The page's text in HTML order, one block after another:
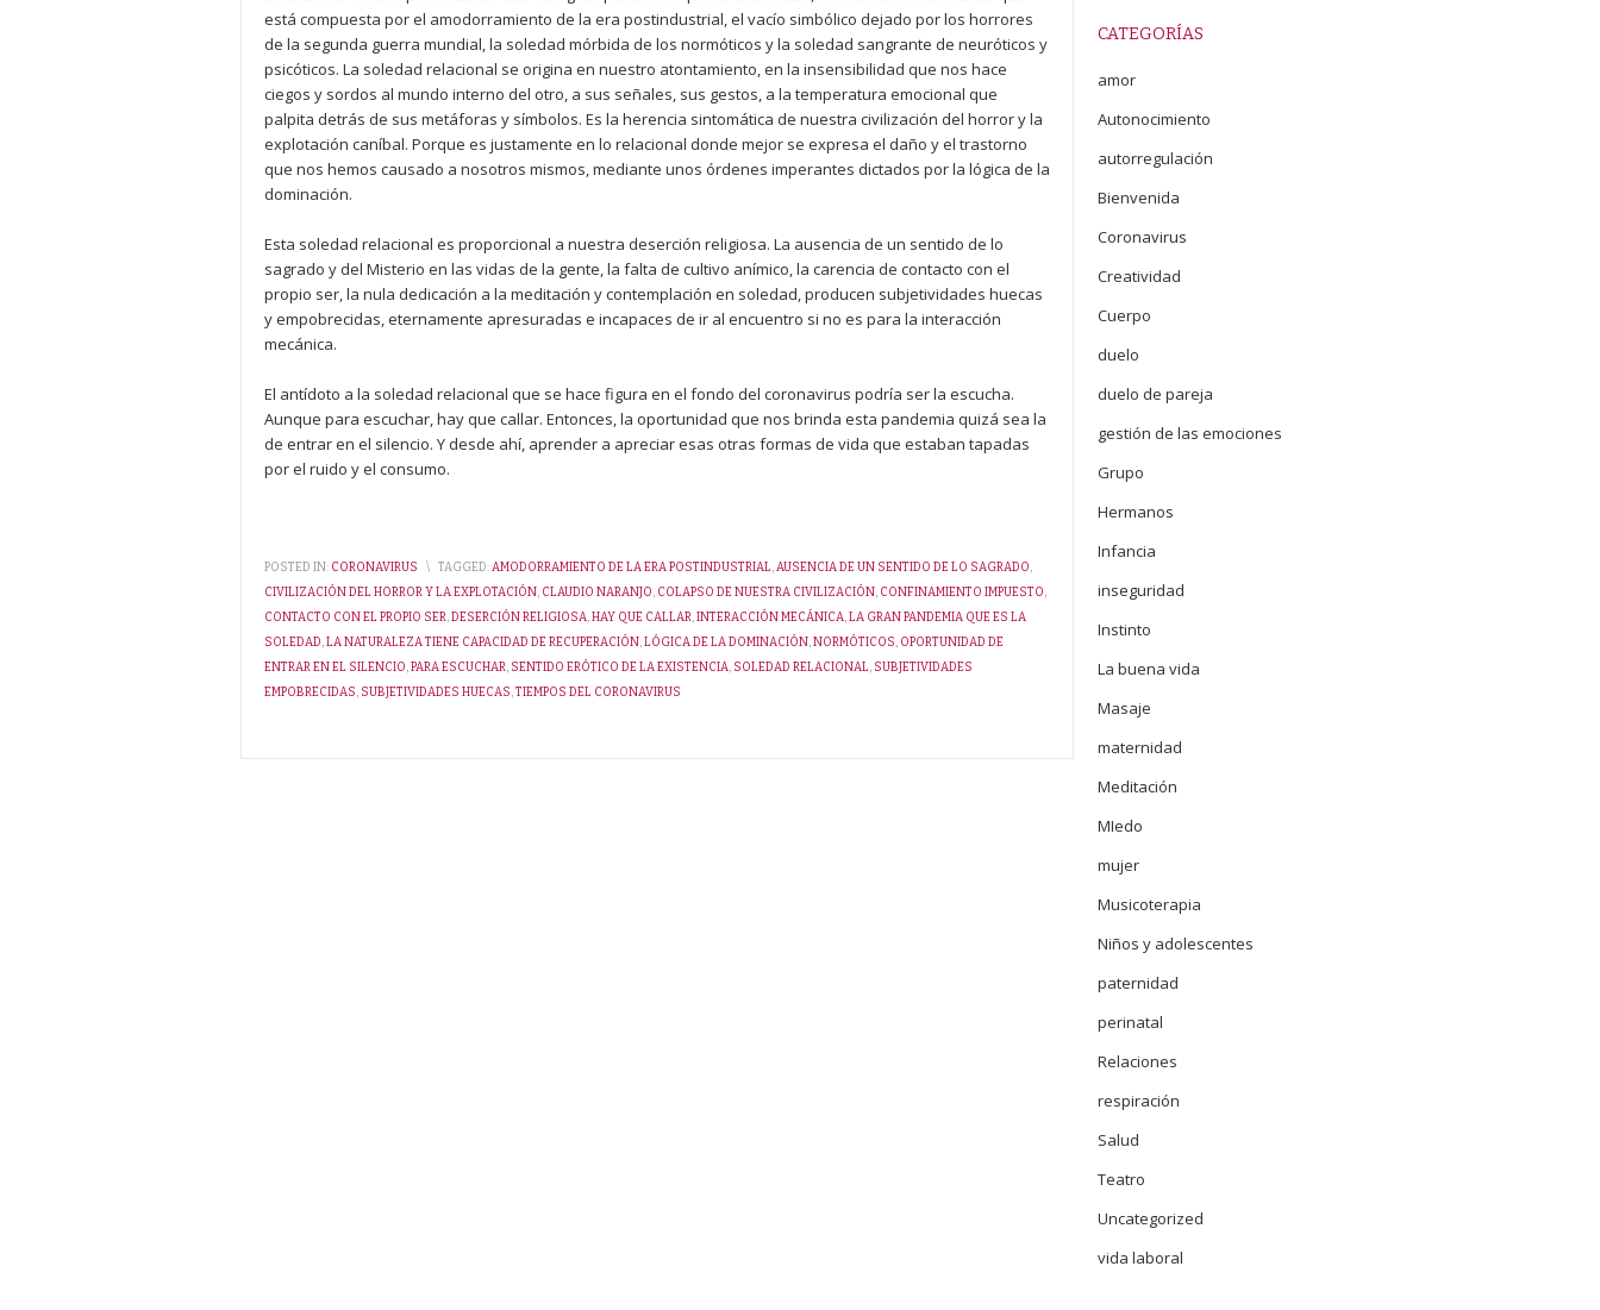
está compuesta por el amodorramiento de la era postindustrial, el vacío simbólico dejado por los horrores
de la segunda guerra mundial, la soledad mórbida de los normóticos y la soledad sangrante de neuróticos y
psicóticos. La soledad relacional se origina en nuestro atontamiento, en la insensibilidad que nos hace
ciegos y sordos al mundo interno del otro, a sus señales, sus gestos, a la temperatura emocional que
palpita detrás de sus metáforas y símbolos. Es la herencia sintomática de nuestra civilización del horror y la
explotación caníbal. Porque es justamente en lo relacional donde mejor se expresa el daño y el trastorno
que nos hemos causado a nosotros mismos, mediante unos órdenes imperantes dictados por la lógica de la
dominación.
Esta soledad relacional es proporcional a nuestra deserción religiosa. La ausencia de un sentido de lo
sagrado y del Misterio en las vidas de la gente, la falta de cultivo anímico, la carencia de contacto con el
propio ser, la nula dedicación a la meditación y contemplación en soledad, producen subjetividades huecas
y empobrecidas, eternamente apresuradas e incapaces de ir al encuentro si no es para la interacción
mecánica.
El antídoto a la soledad relacional que se hace figura en el fondo del coronavirus podría ser la escucha.
Aunque para escuchar, hay que callar. Entonces, la oportunidad que nos brinda esta pandemia quizá sea la
de entrar en el silencio. Y desde ahí, aprender a apreciar esas otras formas de vida que estaban tapadas
por el ruido y el consumo.
POSTED IN: CORONAVIRUS \ TAGGED:AMODORRAMIENTO DE LA ERA POSTINDUSTRIAL,AUSENCIA DE UN SENTIDO DE LO SAGRADO,
CIVILIZACIÓN DEL HORROR Y LA EXPLOTACIÓN , CLAUDIO NARANJO, COLAPSO DE NUESTRA CIVILIZACIÓN , CONFINAMIENTO IMPUESTO,
CONTACTO CON EL PROPIO SER,DESERCIÓN RELIGIOSA,HAY QUE CALLAR,INTERACCIÓN MECÁNICA,LA GRAN PANDEMIA QUE ES LA
SOLEDAD,LA NATURALEZA TIENE CAPACIDAD DE RECUPERACIÓN ,LÓGICA DE LA DOMINACIÓN ,NORMÓTICOS, OPORTUNIDAD DE
ENTRAR EN EL SILENCIO,PARA ESCUCHAR, SENTIDO ERÓTICO DE LA EXISTENCIA, SOLEDAD RELACIONAL, SUBJETIVIDADES
EMPOBRECIDAS, SUBJETIVIDADES HUECAS,TIEMPOS DEL CORONAVIRUS
CATEGORÍAS
amor
Autonocimiento
autorregulación
Bienvenida
Coronavirus
Creatividad
Cuerpo
duelo
duelo de pareja
gestión de las emociones
Grupo
Hermanos
Infancia
inseguridad
Instinto
La buena vida
Masaje
maternidad
Meditación
MIedo
mujer
Musicoterapia
Niños y adolescentes
paternidad
perinatal
Relaciones
respiración
Salud
Teatro
Uncategorized
vida laboral